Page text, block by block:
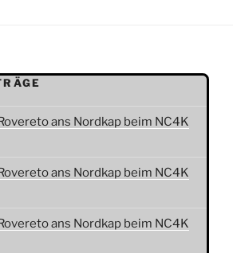
ans Nordkap beim NC4K
ans Nordkap beim NC4K
ans Nordkap beim NC4K